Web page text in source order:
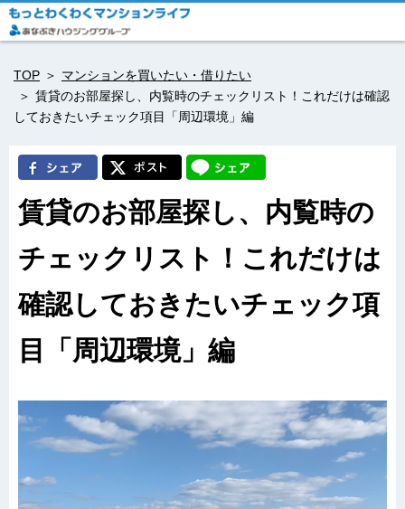
TOP
マンションを買いたい・借りたい
賃貸のお部屋探し、内覧時のチェックリスト！これだけは確認
しておきたいチェック項目「周辺環境」編
賃貸のお部屋探し、内覧時の
チェックリスト！これだけは
確認しておきたいチェック項
目「周辺環境」編